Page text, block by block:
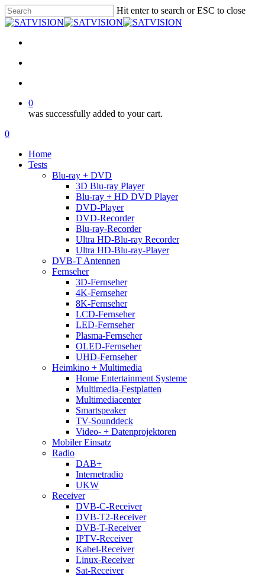
Skip
to
content
Hit enter to search or ESC to close
Close
0
was successfully added to your cart.
Menu
search
account
0
Home
Tests
Blu-ray + DVD
3D Blu-ray Player
Blu-ray + HD DVD Player
DVD-Player
DVD-Recorder
Blu-ray-Recorder
Ultra HD-Blu-ray Recorder
Ultra HD-Blu-ray-Player
DVB-T Antennen
Fernseher
3D-Fernseher
4K-Fernseher
8K-Fernseher
LCD-Fernseher
LED-Fernseher
Plasma-Fernseher
OLED-Fernseher
UHD-Fernseher
Heimkino + Multimedia
Home Entertainment Systeme
Multimedia-Festplatten
Multimediacenter
Smartspeaker
TV-Sounddeck
Video- + Datenprojektoren
Mobiler Einsatz
Radio
DAB+
Internetradio
UKW
Receiver
DVB-C-Receiver
DVB-T2-Receiver
DVB-T-Receiver
IPTV-Receiver
Kabel-Receiver
Linux-Receiver
Sat-Receiver